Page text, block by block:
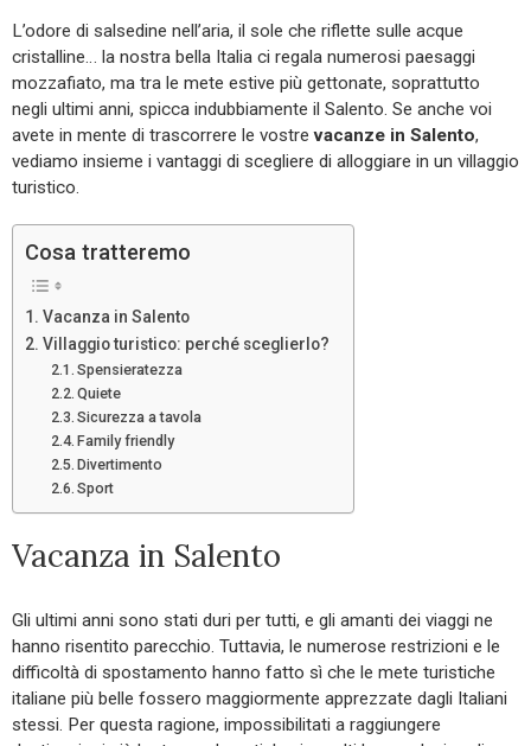
L’odore di salsedine nell’aria, il sole che riflette sulle acque
cristalline… la nostra bella Italia ci regala numerosi paesaggi
mozzafiato, ma tra le mete estive più gettonate, soprattutto
negli ultimi anni, spicca indubbiamente il Salento. Se anche voi
avete in mente di trascorrere le vostrevacanze in Salento,
vediamo insieme i vantaggi di scegliere di alloggiare in un villaggio
turistico.
Cosa tratteremo
Vacanza in Salento
Villaggio turistico: perché sceglierlo?
Spensieratezza
Quiete
Sicurezza a tavola
Family friendly
Divertimento
Sport
Vacanza in Salento
Gli ultimi anni sono stati duri per tutti, e gli amanti dei viaggi ne
hanno risentito parecchio. Tuttavia, le numerose restrizioni e le
difficoltà di spostamento hanno fatto sì che le mete turistiche
italiane più belle fossero maggiormente apprezzate dagli Italiani
stessi. Per questa ragione, impossibilitati a raggiungere